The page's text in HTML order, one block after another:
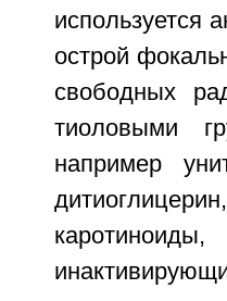
используется
острой
свободных
тиоловыми
например